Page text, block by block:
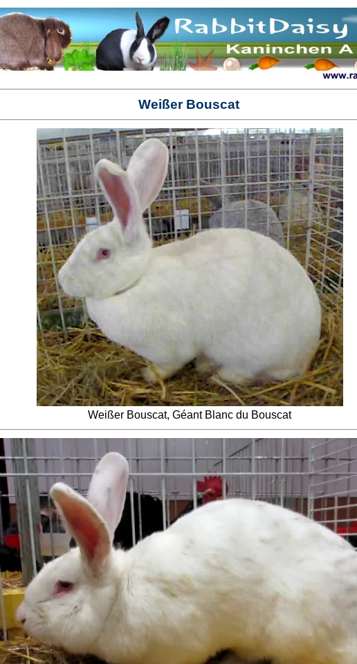
Weißer Bouscat
Weißer Bouscat, Géant Blanc du Bouscat